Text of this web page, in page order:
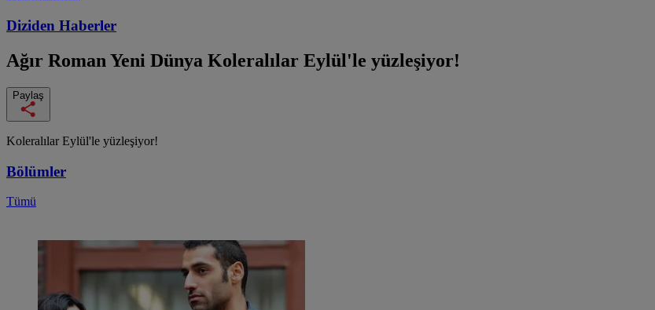
Diziden Haberler
Ağır Roman Yeni Dünya Koleralılar Eylül'le yüzleşiyor!
Paylaş
Koleralılar Eylül'le yüzleşiyor!
Bölümler
Tümü